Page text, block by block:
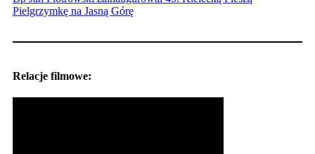
Pielgrzymkę na Jasną Górę
Relacje filmowe: